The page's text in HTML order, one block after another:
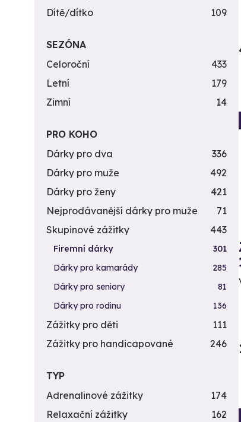
Dítě/dítko
109
SEZÓNA
Celoroční
433
Letní
179
Zimní
14
PRO KOHO
Dárky pro dva
336
Dárky pro muže
492
Dárky pro ženy
421
Nejprodávanější dárky pro muže
71
Skupinové zážitky
443
Firemní dárky
301
Dárky pro kamarády
285
Dárky pro seniory
81
Dárky pro rodinu
136
Zážitky pro děti
111
Zážitky pro handicapované
246
TYP
Adrenalinové zážitky
174
Relaxační zážitky
162